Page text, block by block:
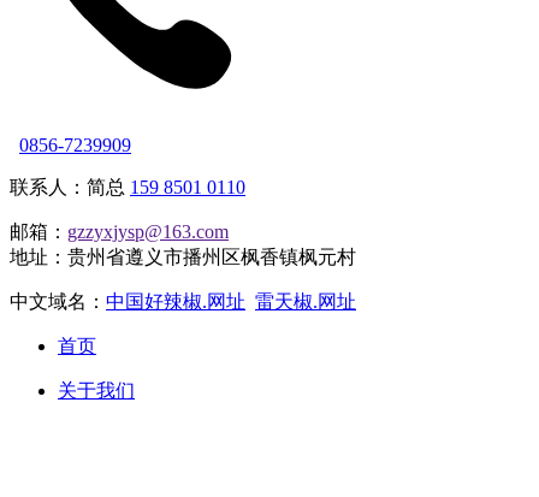
0856-7239909
联系人：简总 159 8501 0110
邮箱： gzzyxjysp@163.com
地址：贵州省遵义市播州区枫香镇枫元村
中文域名： 中国好辣椒.网址 雷天椒.网址
首页
关于我们